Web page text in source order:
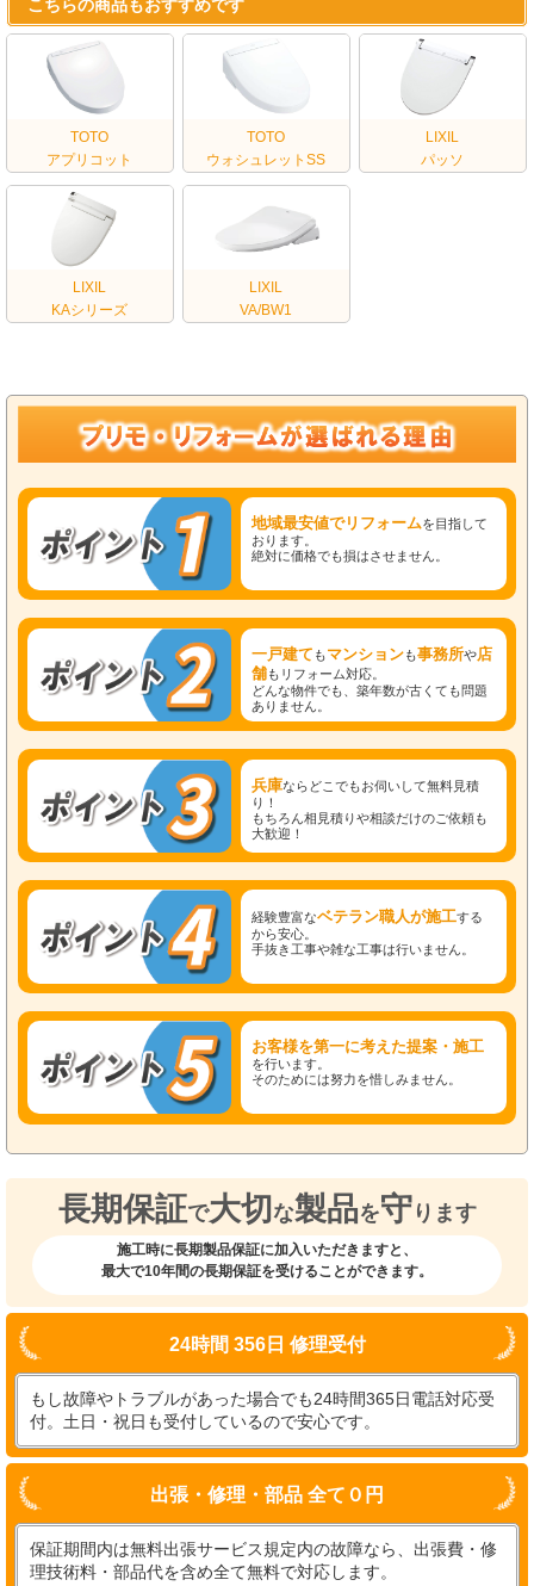
こちらの商品もおすすめです
TOTO
アプリコット
TOTO
ウォシュレットSS
LIXIL
パッソ
LIXIL
KAシリーズ
LIXIL
VA/BW1
地域最安値でリフォームを目指して
おります。
絶対に価格でも損はさせません。
一戸建て もマンションも事務所や店
舗もリフォーム対応。
どんな物件でも、築年数が古くても問題
ありません。
兵庫ならどこでもお伺いして無料見積
り！
もちろん相見積りや相談だけのご依頼も
大歓迎！
経験豊富なベテラン職人が施工する
から安心。
手抜き工事や雑な工事は行いません。
お客様を第一に考えた提案・施工
を行います。
そのためには努力を惜しみません。
長期保証で大切 な製品を守 ります
施工時に長期製品保証に加入いただきますと、
最大で10年間の長期保証を受けることができます。
24時間 356日 修理受付
もし故障やトラブルがあった場合でも24時間365日電話対応受
付。土日・祝日も受付しているので安心です。
出張・修理・部品 全て０円
保証期間内は無料出張サービス規定内の故障なら、出張費・修
理技術料・部品代を含め全て無料で対応します。